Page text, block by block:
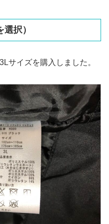
択）
サイズを購入しました。